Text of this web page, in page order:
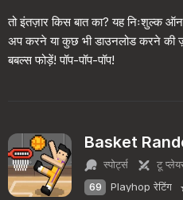
तो इंतज़ार किस बात का? यह निःशुल्क
अप करने या कुछ भी डाउनलोड करने की
बबल्स फोड़ें! पॉप-पॉप-पॉप!
Basket
स्पोर्ट्स टू
69
Playhop रेटिंग